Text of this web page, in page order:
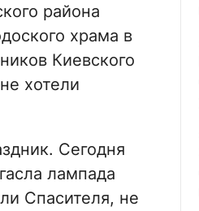
района
храма в
Киевского
хотели
Сегодня
лампада
Спасителя, не